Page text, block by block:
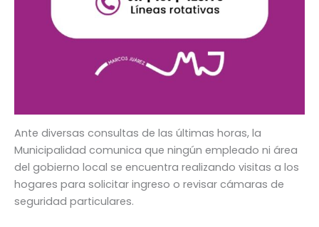
Ante diversas consultas de las últimas horas, la
Municipalidad comunica que ningún empleado ni área
del gobierno local se encuentra realizando visitas a los
hogares para solicitar ingreso o revisar cámaras de
seguridad particulares.